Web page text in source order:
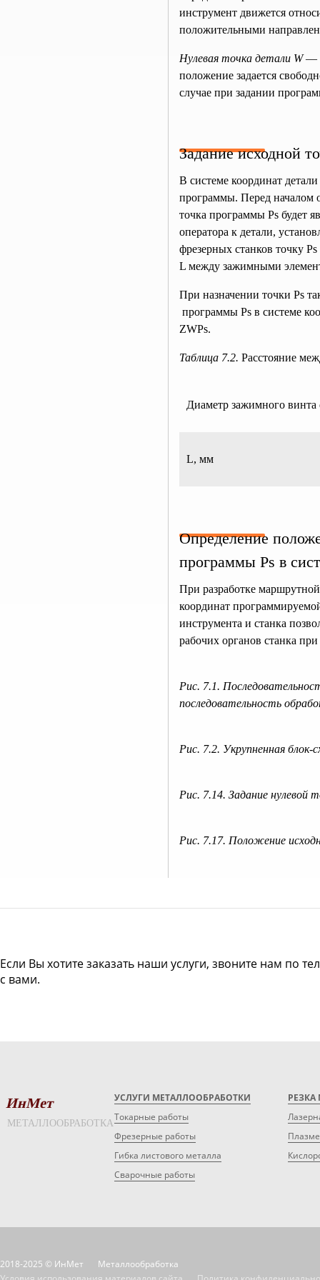
инструмент движется
положительными
Нулевая точка детали W—
положение задается
случае при задании
Задание исходной
В системе координат
программы. Перед началом
точка программы Рs будет
оператора к детали,
фрезерных станков точку
L между зажимными
При назначении точки Рs
программы Рs в системе
ZWРs.
Таблица 7.2. Расстояние
Диаметр зажимного винта
L, мм
Определение
программы Ps в
При разработке
координат
инструмента и станка
рабочих органов станка
Рис. 7.1.
последовательность
Рис. 7.2. Укрупненная
Рис. 7.14. Задание нулевой
Рис. 7.17. Положение
Если Вы хотите заказать наши услуги, звоните нам по
с вами.
ИнМет
МЕТАЛЛООБРАБОТКА
УСЛУГИ МЕТАЛЛООБРАБОТКИ
Токарные работы
Фрезерные работы
Гибка листового металла
Сварочные работы
РЕЗКА
2018-2025 © ИнМет
Металлообработка